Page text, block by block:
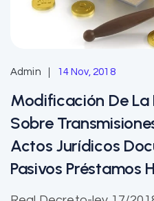
Admin 14 Nov, 2018
Modificación De La
Sobre
Actos Jurídicos
Pasivos Préstamos